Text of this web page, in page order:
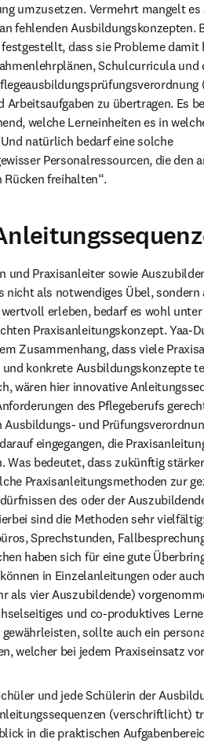
umzusetzen. Vermehrt mangelt es
fehlenden Ausbildungskonzepten.
dass sie Probleme damit
Schulcurricula und
Arbeitsaufgaben zu übertragen. Es
welche Lerneinheiten es in
natürlich bedarf eine solche
Personalressourcen, die den
Rücken freihalten“.
und Praxisanleiter sowie
nicht als notwendiges Übel, sondern
erleben, bedarf es wohl unter
Praxisanleitungskonzept. Yaa-
Zusammenhang, dass viele
konkrete Ausbildungskonzepte
wären hier innovative
des Pflegeberufs
und
eingegangen, die
Was bedeutet, dass zukünftig
Praxisanleitungsmethoden zur
des oder der
sind die Methoden sehr vielfältig:
Sprechstunden,
haben sich für eine gute
in Einzelanleitungen oder
als vier Auszubildende)
und co-produktives
sollte auch ein
welcher bei jedem Praxiseinsatz
und jede Schülerin der
(verschriftlicht)
in die praktischen